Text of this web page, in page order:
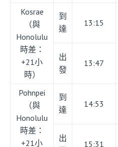
Kosrae
（與
Honolulu
時差：
+21小
時）
到
達
13:15
出
發
13:47
Pohnpei
（與
Honolulu
時差：
+21小
到
達
14:53
出
15:31